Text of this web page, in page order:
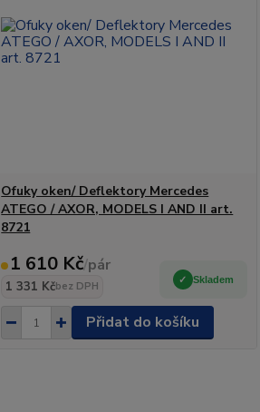
Ofuky oken/ Deflektory Mercedes
ATEGO / AXOR, MODELS I AND II art.
8721
1 610 Kč/pár
1 331 Kčbez DPH
Skladem
Přidat do košíku